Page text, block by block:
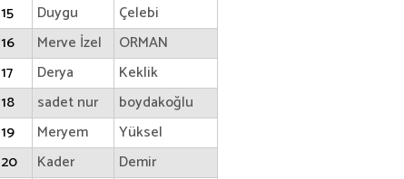
15
Duygu
Çelebi
16
Merve İzel
ORMAN
17
Derya
Keklik
18
sadet nur
boydakoğlu
19
Meryem
Yüksel
20
Kader
Demir